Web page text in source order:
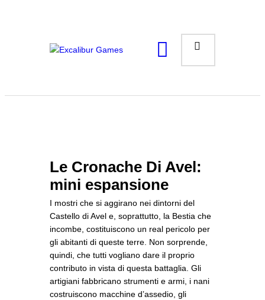
Le Cronache Di Avel:
mini espansione
I mostri che si aggirano nei dintorni del
Castello di Avel e, soprattutto, la Bestia che
incombe, costituiscono un real pericolo per
gli abitanti di queste terre. Non sorprende,
quindi, che tutti vogliano dare il proprio
contributo in vista di questa battaglia. Gli
artigiani fabbricano strumenti e armi, i nani
costruiscono macchine d’assedio, gli